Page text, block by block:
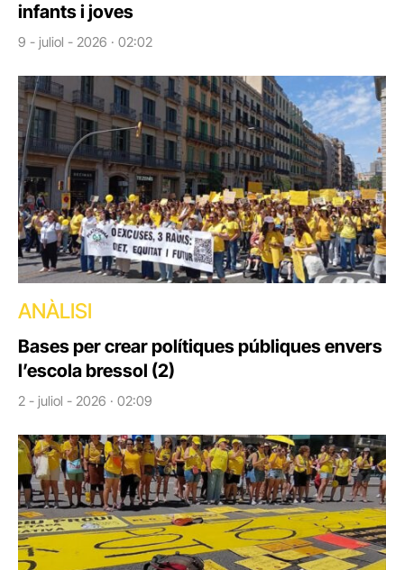
infants i joves
9 - juliol - 2026 · 02:02
ANÀLISI
Bases per crear polítiques públiques envers
l’escola bressol (2)
2 - juliol - 2026 · 02:09